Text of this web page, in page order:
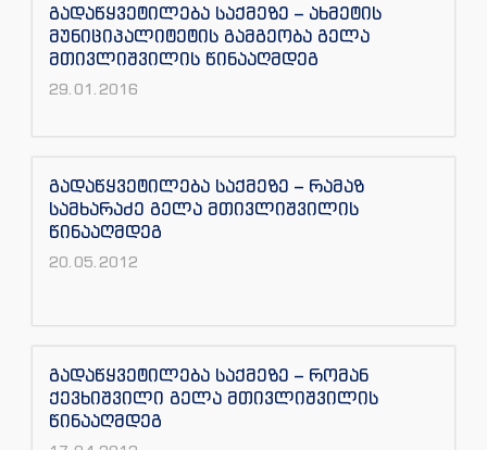
გადაწყვეტილება საქმეზე – ახმეტის
მუნიციპალიტეტის გამგეობა გელა
მთივლიშვილის წინააღმდეგ
29.01.2016
გადაწყვეტილება საქმეზე – რამაზ
სამხარაძე გელა მთივლიშვილის
წინააღმდეგ
20.05.2012
გადაწყვეტილება საქმეზე – რომან
ქევხიშვილი გელა მთივლიშვილის
წინააღმდეგ